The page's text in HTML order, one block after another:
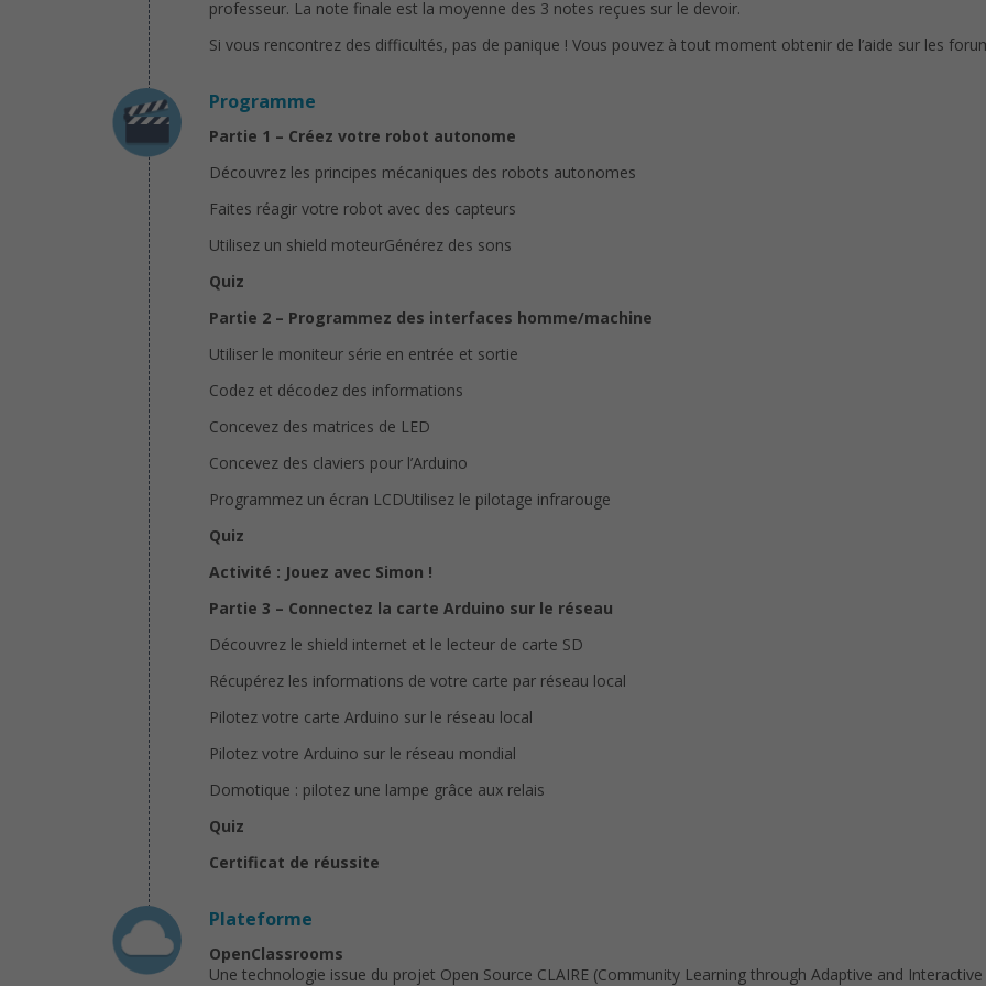
professeur. La note finale est la moyenne des 3 notes reçues sur le devoir.
Si vous rencontrez des difficultés, pas de panique ! Vous pouvez à tout moment obtenir de l’aide sur les
Programme
Partie 1 – Créez votre robot autonome
Découvrez les principes mécaniques des robots autonomes
Faites réagir votre robot avec des capteurs
Utilisez un shield moteurGénérez des sons
Quiz
Partie 2 – Programmez des interfaces homme/machine
Utiliser le moniteur série en entrée et sortie
Codez et décodez des informations
Concevez des matrices de LED
Concevez des claviers pour l’Arduino
Programmez un écran LCDUtilisez le pilotage infrarouge
Quiz
Activité : Jouez avec Simon !
Partie 3 – Connectez la carte Arduino sur le réseau
Découvrez le shield internet et le lecteur de carte SD
Récupérez les informations de votre carte par réseau local
Pilotez votre carte Arduino sur le réseau local
Pilotez votre Arduino sur le réseau mondial
Domotique : pilotez une lampe grâce aux relais
Quiz
Certificat de réussite
Plateforme
OpenClassrooms
Une technologie issue du projet Open Source CLAIRE (Community Learning through Adaptive and